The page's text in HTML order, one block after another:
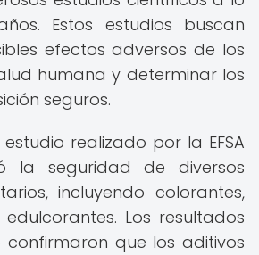
Estos estudios buscan
efectos adversos de los
humana y determinar los
seguros.
realizado por la EFSA
la seguridad de diversos
incluyendo colorantes,
Los resultados
confirmaron que los aditivos